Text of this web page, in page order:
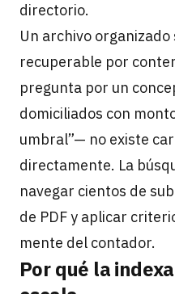
directorio.
Un archivo
recuperable por
pregunta por un
domiciliados con
umbral”— no existe
directamente. La
navegar cientos de
de PDF y aplicar
mente del contador.
Por qué la